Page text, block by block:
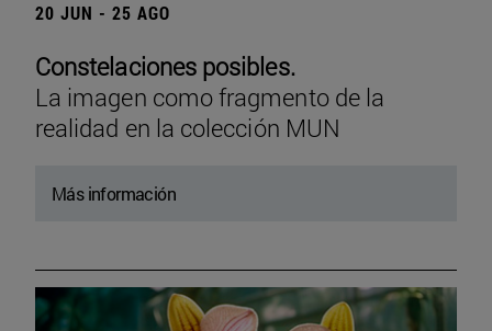
20 JUN - 25 AGO
Constelaciones posibles.
La imagen como fragmento de la
realidad en la colección MUN
Más información